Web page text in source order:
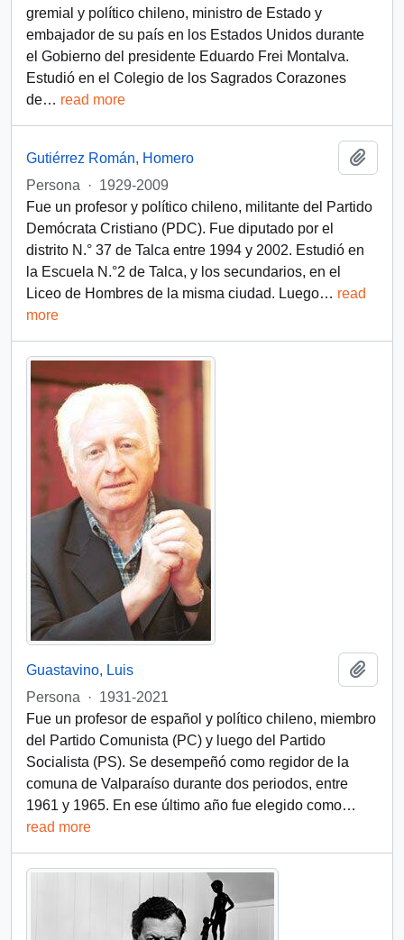
gremial y político chileno, ministro de Estado y
embajador de su país en los Estados Unidos durante
el Gobierno del presidente Eduardo Frei Montalva.
Estudió en el Colegio de los Sagrados Corazones
de… read more
Gutiérrez Román, Homero
Persona
· 1929-2009
Fue un profesor y político chileno, militante del Partido
Demócrata Cristiano (PDC). Fue diputado por el
distrito N.° 37 de Talca entre 1994 y 2002. Estudió en
la Escuela N.°2 de Talca, y los secundarios, en el
Liceo de Hombres de la misma ciudad. Luego… read
more
Guastavino, Luis
Persona
· 1931-2021
Fue un profesor de español y político chileno, miembro
del Partido Comunista (PC) y luego del Partido
Socialista (PS). Se desempeñó como regidor de la
comuna de Valparaíso durante dos periodos, entre
1961 y 1965. En ese último año fue elegido como…
read more